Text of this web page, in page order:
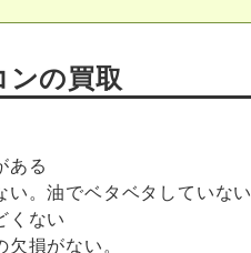
の買取
ある
い。油でベタベタしていない
くない
損がない。